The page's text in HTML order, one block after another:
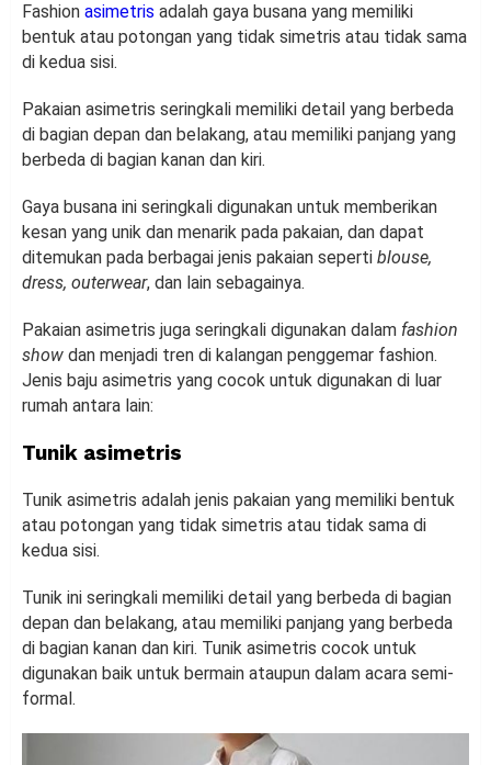
Fashion asimetris adalah gaya busana yang memiliki
bentuk atau potongan yang tidak simetris atau tidak sama
di kedua sisi.
Pakaian asimetris seringkali memiliki detail yang berbeda
di bagian depan dan belakang, atau memiliki panjang yang
berbeda di bagian kanan dan kiri.
Gaya busana ini seringkali digunakan untuk memberikan
kesan yang unik dan menarik pada pakaian, dan dapat
ditemukan pada berbagai jenis pakaian seperti blouse,
dress, outerwear, dan lain sebagainya.
Pakaian asimetris juga seringkali digunakan dalam fashion
show dan menjadi tren di kalangan penggemar fashion.
Jenis baju asimetris yang cocok untuk digunakan di luar
rumah antara lain:
Tunik asimetris
Tunik asimetris adalah jenis pakaian yang memiliki bentuk
atau potongan yang tidak simetris atau tidak sama di
kedua sisi.
Tunik ini seringkali memiliki detail yang berbeda di bagian
depan dan belakang, atau memiliki panjang yang berbeda
di bagian kanan dan kiri. Tunik asimetris cocok untuk
digunakan baik untuk bermain ataupun dalam acara semi-
formal.